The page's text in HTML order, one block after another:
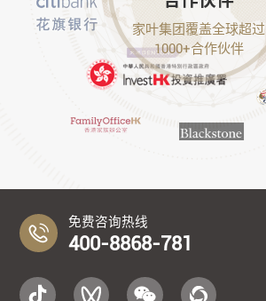
家叶集团覆盖全球超过
1000+合作伙伴
免费咨询热线
400-8868-781